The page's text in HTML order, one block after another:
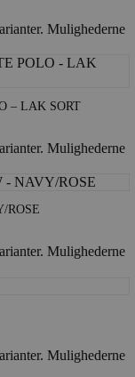
Mulighederne
– LAK SORT
Mulighederne
ROSE
Mulighederne
Mulighederne